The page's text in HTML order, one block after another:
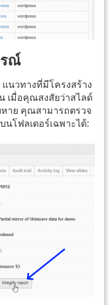
รณ์
นวทางที่มีโครงสร้าง
เมื่อคุณสงสัยว่าสไลด์
หาย คุณสามารถตรวจ
นโฟลเดอร์เฉพาะได้: